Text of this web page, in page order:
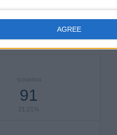
AGREE
SONNTAG
91
21,21%